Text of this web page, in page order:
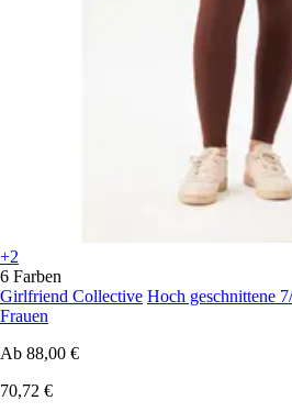
+2
6 Farben
Girlfriend Collective Hoch geschnittene
Frauen
Ab 88,00 €
70,72 €